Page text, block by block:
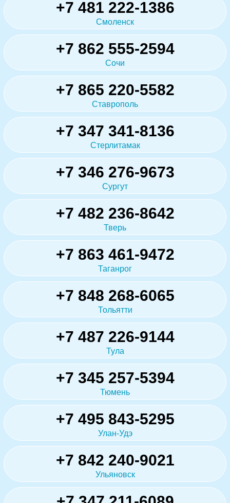
+7 481 222-1386
Смоленск
+7 862 555-2594
Сочи
+7 865 220-5582
Ставрополь
+7 347 341-8136
Стерлитамак
+7 346 276-9673
Сургут
+7 482 236-8642
Тверь
+7 863 461-9472
Таганрог
+7 848 268-6065
Тольятти
+7 487 226-9144
Тула
+7 345 257-5394
Тюмень
+7 495 843-5295
Улан-Удэ
+7 842 240-9021
Ульяновск